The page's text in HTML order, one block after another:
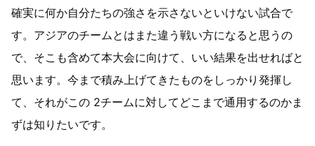
確実に何か自分たちの強さを示さないといけない試合で
す。アジアのチームとはまた違う戦い方になると思うの
で、そこも含めて本大会に向けて、いい結果を出せればと
思います。今まで積み上げてきたものをしっかり発揮し
て、それがこの 2チームに対してどこまで通用するのかま
ずは知りたいです。